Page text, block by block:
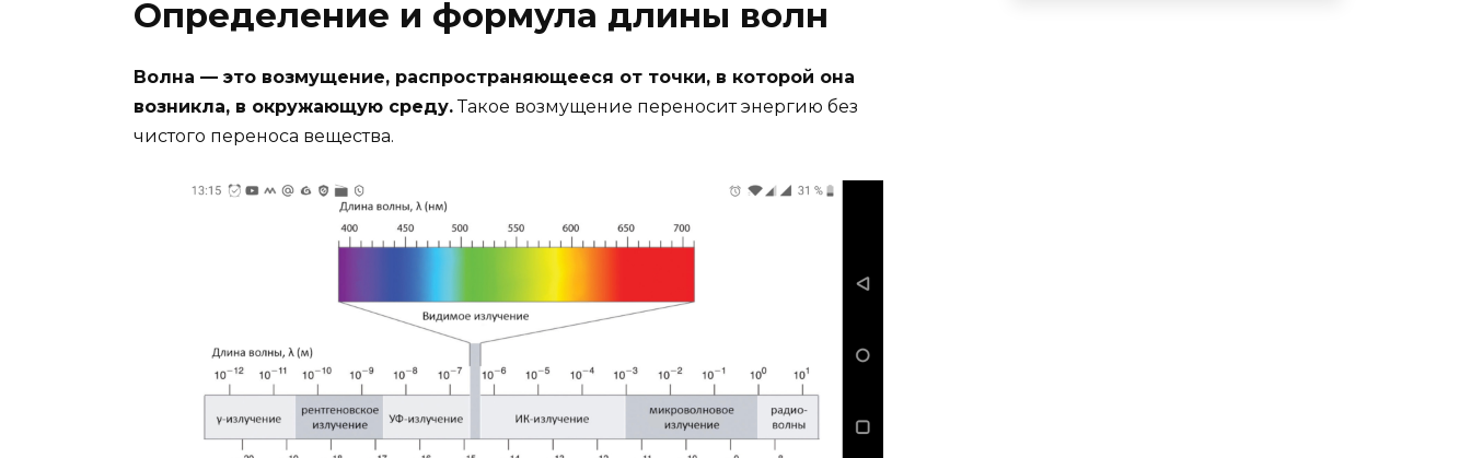
Определение и формула длины волн
Волна — это возмущение, распространяющееся от точки, в которой она
возникла, в окружающую среду.Такое возмущение переносит энергию без
чистого переноса вещества.